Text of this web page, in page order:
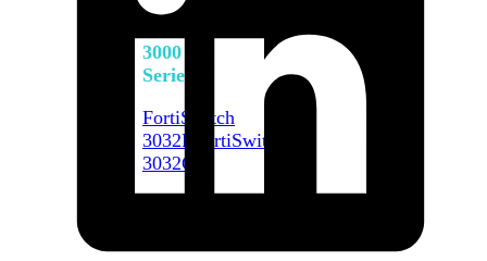
3000
Series
FortiSwitch
3032E
FortiSwitch
3032G